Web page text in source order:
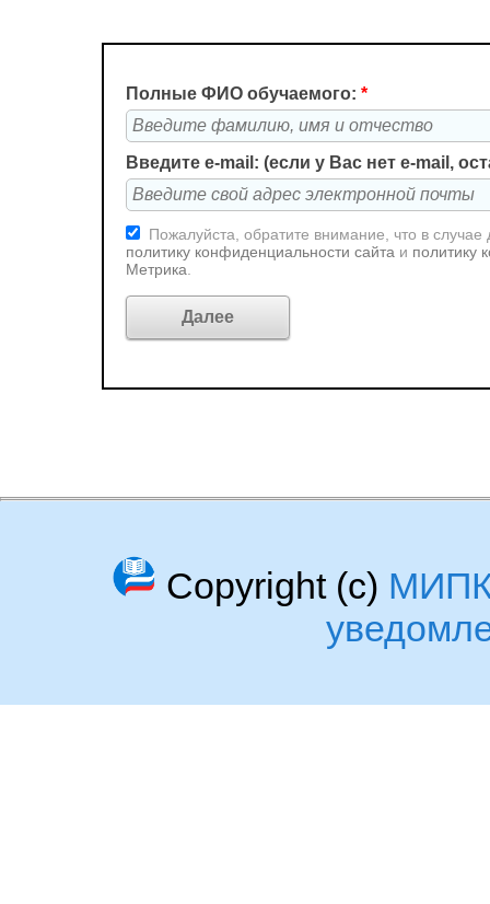
Полные ФИО обучаемого: *
Введите e-mail: (если у Вас нет e-mail,
Пожалуйста, обратите внимание, что в
политику конфиденциальности сайта и политику
Метрика
Copyright (c)